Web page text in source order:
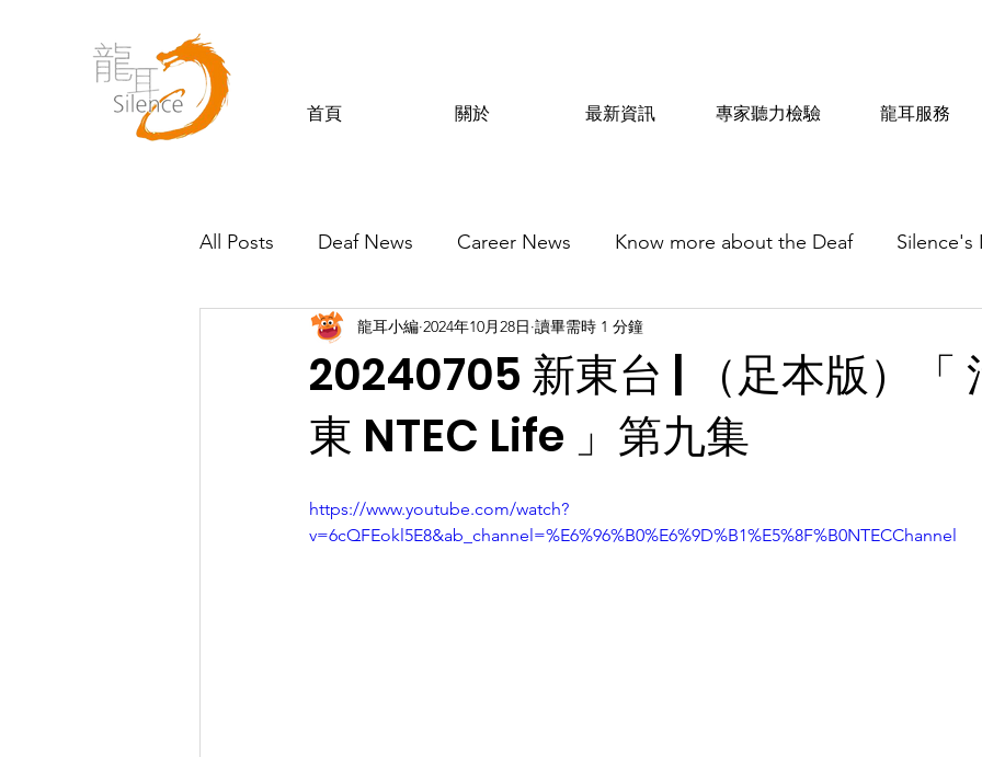
首頁 關於 最新資訊 專家聽力檢驗 龍耳服務
All Posts Deaf News Career News Know more about the Deaf Silence's
Silence’s Friends
20240705 新東台 | （足本版）「
東 NTEC Life 」第九集
龍耳小編 2024年10月28日 讀畢需時 1 分鐘
https://www.youtube.com/watch?
v=6cQFEokl5E8&ab_channel=%E6%96%B0%E6%9D%B1%E5%8F%B0NTECChannel